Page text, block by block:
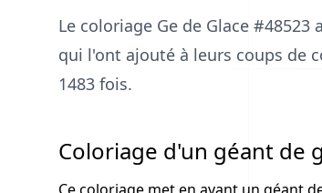
Le coloriage Ge de Glace
qui l'ont ajouté à leurs coups de
1483 fois.
Coloriage d'un géant de